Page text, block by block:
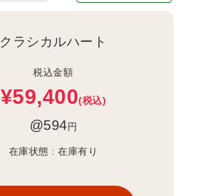
クラシカルハート
税込金額
¥59,400(税込)
@594円
在庫状態 :在庫有り